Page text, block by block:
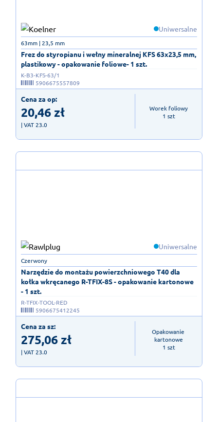
Uniwersalne
Frez do styropianu i wełny mineralnej KFS 63x23,5 mm,
plastikowy - opakowanie foliowe- 1 szt.
63mm | 23,5 mm
K-B3-KFS-63/1
5906675557809
Cena za op:
20,46zł
| VAT 23.0
Worek foliowy
1 szt
Uniwersalne
Narzędzie do montażu powierzchniowego T40 dla
kołka wkręcanego R-TFIX-8S - opakowanie kartonowe
- 1 szt.
Czerwony
R-TFIX-TOOL-RED
5906675412245
Cena za sz:
275,06zł
| VAT 23.0
Opakowanie
kartonowe
1 szt